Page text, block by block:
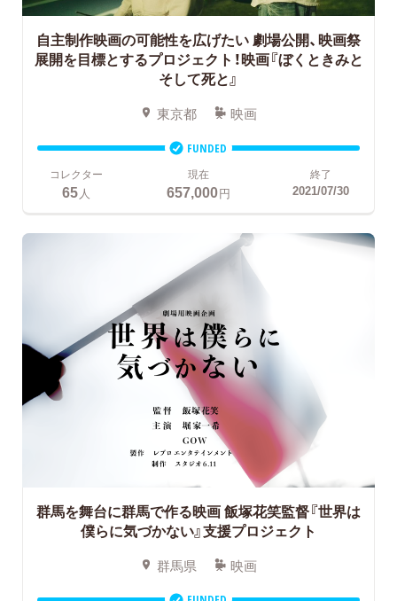
自主制作映画の可能性を広げたい 劇場公開、映画祭
展開を目標とするプロジェクト！映画『ぼくときみと
そして死と』
東京都 映画
FUNDED
コレクター
65人
現在
657,000円
終了
2021/07/30
群馬を舞台に群馬で作る映画飯塚花笑監督『世界は
僕らに気づかない』支援プロジェクト
群馬県 映画